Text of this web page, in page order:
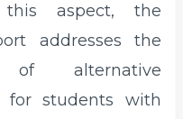
this aspect, the
addresses the
of alternative
for students with